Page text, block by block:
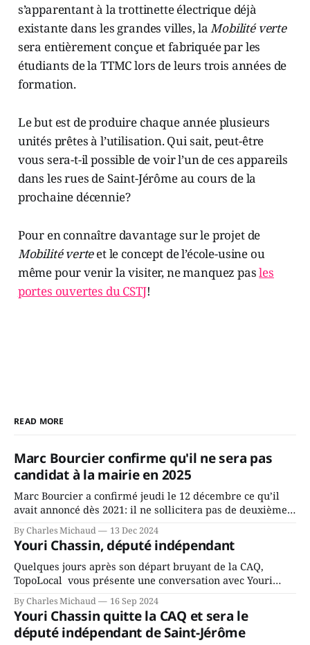
s’apparentant à la trottinette électrique déjà
existante dans les grandes villes, laMobilité verte
sera entièrement conçue et fabriquée par les
étudiants de la TTMC lors de leurs trois années de
formation.
Le but est de produire chaque année plusieurs
unités prêtes à l’utilisation. Qui sait, peut-être
vous sera-t-il possible de voir l’un de ces appareils
dans les rues de Saint-Jérôme au cours de la
prochaine décennie?
Pour en connaître davantage sur le projet de
Mobilité verteet le concept de l’école-usine ou
même pour venir la visiter, ne manquez pasles
portes ouvertes du CSTJ!
READ MORE
Marc Bourcier confirme qu'il ne sera pas
candidat à la mairie en 2025
Marc Bourcier a confirmé jeudi le 12 décembre ce qu’il
avait annoncé dès 2021: il ne sollicitera pas de deuxième
mandat à titre de maire de Saint-Jérôme. Bourcier en a
fait l’annonce en s’adressant aux employés de la ville,
rassemblés en soirée pour leur traditionnel souper
By Charles Michaud 13 Dec 2024
Youri Chassin, député indépendant
Quelques jours après son départ bruyant de la CAQ,
TopoLocal vous présente une conversation avec Youri
Chassin. Nous avons causé de sa décision. Y songeait-il
depuis longtemps? Sera-t-il candidat indépendant dans 2
ans? Joindrait-il un autre parti, par exemple les
conservateurs d’Éric Duhaime? Que lui
By Charles Michaud 16 Sep 2024
Youri Chassin quitte la CAQ et sera le
député indépendant de Saint-Jérôme